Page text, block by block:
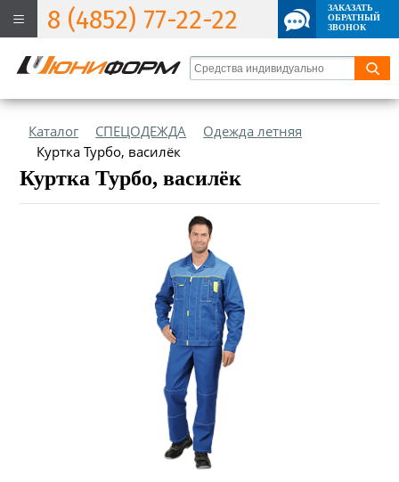
8 (4852) 77-22-22
ЗАКАЗАТЬ
ОБРАТНЫЙ
ЗВОНОК
Каталог СПЕЦОДЕЖДА
Одежда летняя
Куртка Турбо, василёк
Куртка Турбо, василёк